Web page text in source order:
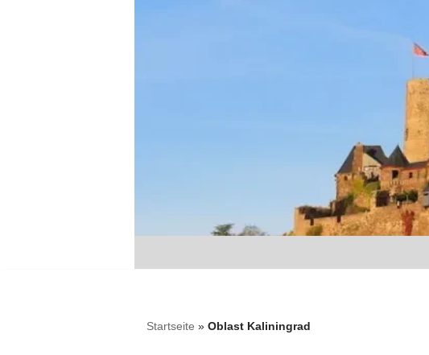
Startseite » Oblast Kaliningrad